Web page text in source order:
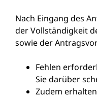
Nach Eingang des
der Vollständigkeit
sowie der
Fehlen
Sie darüber
Zudem